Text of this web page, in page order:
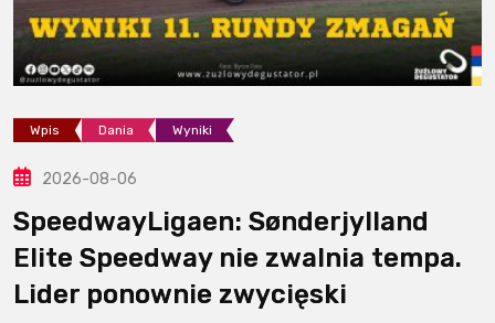
Wpis Dania Wyniki
2026-08-06
SpeedwayLigaen: Sønderjylland
Elite Speedway nie zwalnia tempa.
Lider ponownie zwycięski